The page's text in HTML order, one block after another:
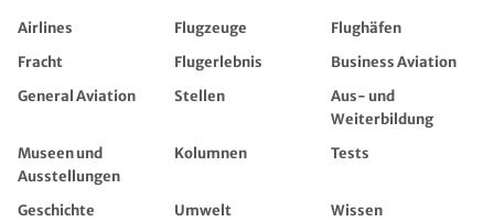
Airlines Flugzeuge
Flughäfen
Fracht
Flugerlebnis
Business Aviation
General Aviation
Stellen
Aus- und
Weiterbildung
Museen und
Ausstellungen
Kolumnen Tests
Geschichte Umwelt
Wissen